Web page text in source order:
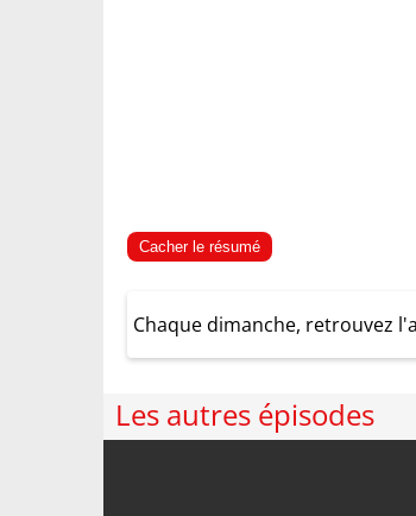
Cacher le résumé
Chaque dimanche, retrouvez
Les autres épisodes